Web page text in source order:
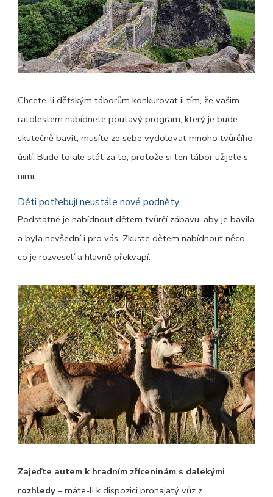
Chcete-li dětským táborům konkurovat ii tím, že vašim
ratolestem nabídnete poutavý program, který je bude
skutečně bavit, musíte ze sebe vydolovat mnoho tvůrčího
úsilí. Bude to ale stát za to, protože si ten tábor užijete s
nimi.
Děti potřebují neustále nové podněty
Podstatné je nabídnout dětem tvůrčí zábavu, aby je bavila
a byla nevšední i pro vás. Zkuste dětem nabídnout něco,
co je rozveselí a hlavně překvapí.
Zajeďte autem k hradním zříceninám s dalekými
rozhledy – máte-li k dispozici pronajatý vůz z